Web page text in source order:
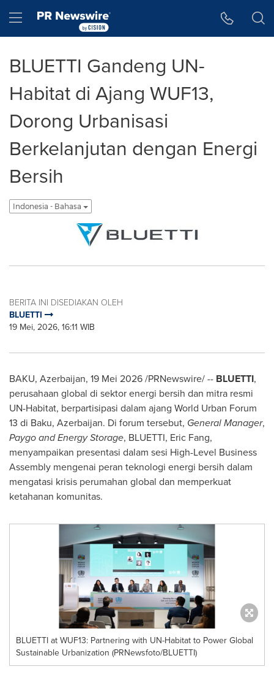
Hamburger menu
BLUETTI Gandeng UN-
Habitat di Ajang WUF13,
Dorong Urbanisasi
Berkelanjutan dengan Energi
Bersih
Indonesia - Bahasa
BERITA INI DISEDIAKAN OLEH
BLUETTI
19 Mei, 2026, 16:11 WIB
BAKU, Azerbaijan, 19 Mei 2026 /PRNewswire/ -- BLUETTI,
perusahaan global di sektor energi bersih dan mitra resmi
UN-Habitat, berpartisipasi dalam ajang World Urban Forum
13 di Baku, Azerbaijan. Di forum tersebut, General Manager,
Paygo and Energy Storage, BLUETTI, Eric Fang,
menyampaikan presentasi dalam sesi High-Level Business
Assembly mengenai peran teknologi energi bersih dalam
mengatasi krisis perumahan global dan memperkuat
ketahanan komunitas.
BLUETTI at WUF13: Partnering with UN-Habitat to Power Global
Sustainable Urbanization (PRNewsfoto/BLUETTI)